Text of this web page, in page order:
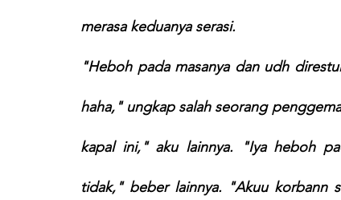
merasa keduanya serasi.
"Heboh pada masanya dan udh
haha," ungkap salah seorang
kapal ini," aku lainnya. "Iya heboh
tidak," beber lainnya. "Akuu korbann